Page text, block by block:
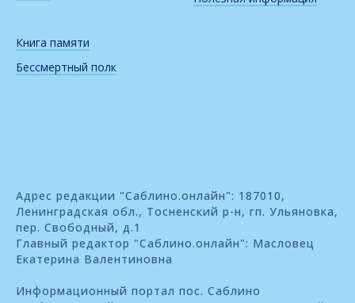
Книга памяти
Бессмертный полк
Адрес редакции "Саблино.онлайн": 187010,
Ленинградская обл., Тосненский р-н, гп. Ульяновка,
пер. Свободный, д.1
Главный редактор "Саблино.онлайн": Масловец
Екатерина Валентиновна
Информационный портал пос. Саблино